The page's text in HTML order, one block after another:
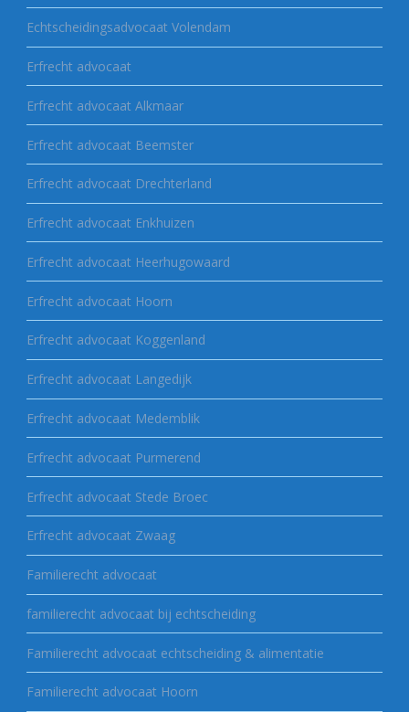
Echtscheidingsadvocaat Volendam
Erfrecht advocaat
Erfrecht advocaat Alkmaar
Erfrecht advocaat Beemster
Erfrecht advocaat Drechterland
Erfrecht advocaat Enkhuizen
Erfrecht advocaat Heerhugowaard
Erfrecht advocaat Hoorn
Erfrecht advocaat Koggenland
Erfrecht advocaat Langedijk
Erfrecht advocaat Medemblik
Erfrecht advocaat Purmerend
Erfrecht advocaat Stede Broec
Erfrecht advocaat Zwaag
Familierecht advocaat
familierecht advocaat bij echtscheiding
Familierecht advocaat echtscheiding & alimentatie
Familierecht advocaat Hoorn